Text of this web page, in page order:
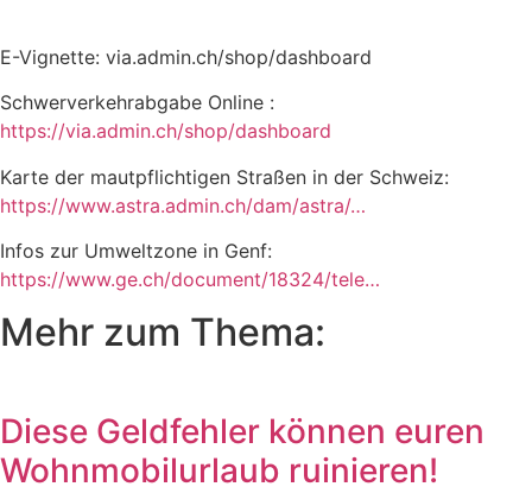
E-Vignette: via.admin.ch/shop/dashboard
Schwerverkehrabgabe Online :
https://via.admin.ch/shop/dashboard
Karte der mautpflichtigen Straßen in der Schweiz:
https://www.astra.admin.ch/dam/astra/…
Infos zur Umweltzone in Genf:
https://www.ge.ch/document/18324/tele…
Mehr zum Thema:
Diese Geldfehler können euren
Wohnmobilurlaub ruinieren!